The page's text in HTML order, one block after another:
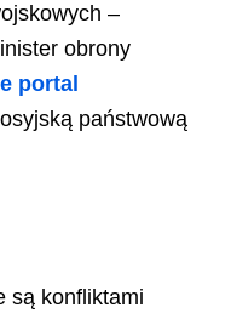
–
obrony
portal
państwową
są konfliktami